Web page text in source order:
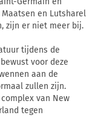
en Lutsharel
zijn er niet meer bij.
tijdens de
voor deze
aan de
zullen zijn.
van New
tegen